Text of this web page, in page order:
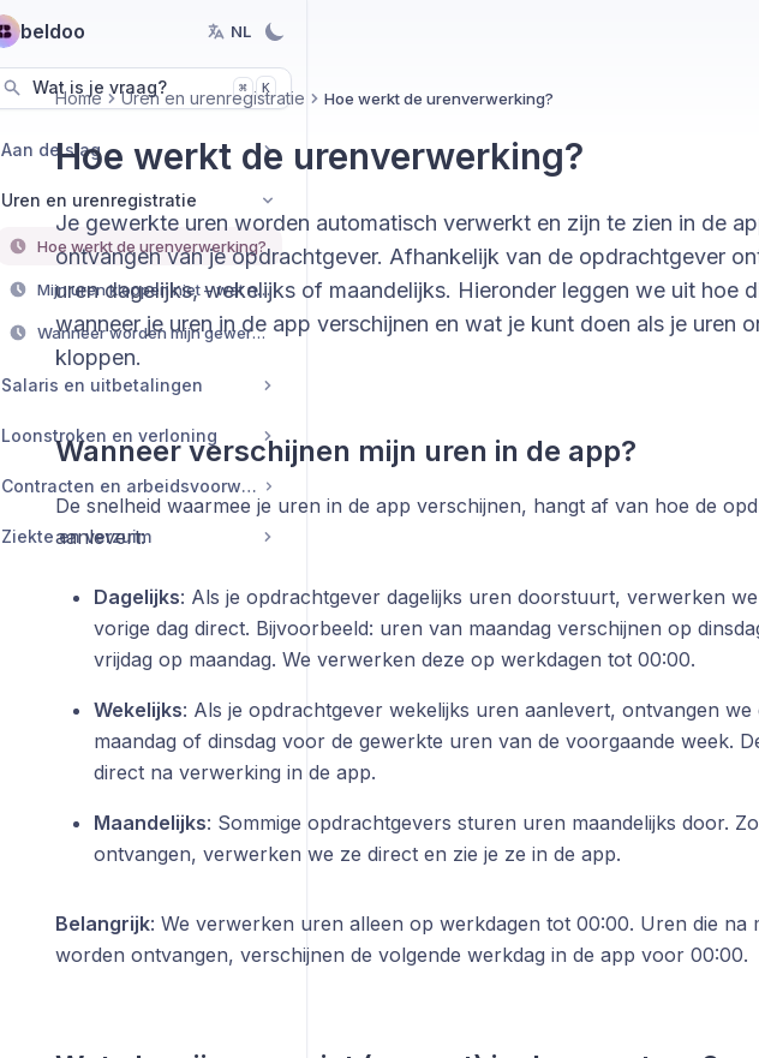
beldoo NL
Wat is je vraag? ⌘ K
Aan de slag
Uren en urenregistratie
Hoe werkt de urenverwerking?
Mijn uren kloppen niet – wat nu?
Wanneer worden mijn gewerkte uren zichtbaar in de app?
Salaris en uitbetalingen
Loonstroken en verloning
Contracten en arbeidsvoorwaarden
Ziekte en verzuim
Home Uren en urenregistratie Hoe werkt de urenverwerking?
Hoe werkt de urenverwerking?
Je gewerkte uren worden automatisch verwerkt en zijn te zien in de
ontvangen van je opdrachtgever. Afhankelijk van de opdrachtgever
uren dagelijks, wekelijks of maandelijks. Hieronder leggen we uit hoe
wanneer je uren in de app verschijnen en wat je kunt doen als je uren
kloppen.
Wanneer verschijnen mijn uren in de app?
De snelheid waarmee je uren in de app verschijnen, hangt af van hoe de
aanlevert:
Dagelijks: Als je opdrachtgever dagelijks uren doorstuurt, verwerken
vorige dag direct. Bijvoorbeeld: uren van maandag verschijnen op
vrijdag op maandag. We verwerken deze op werkdagen tot 00:00.
Wekelijks: Als je opdrachtgever wekelijks uren aanlevert, ontvangen we
maandag of dinsdag voor de gewerkte uren van de voorgaande week.
direct na verwerking in de app.
Maandelijks: Sommige opdrachtgevers sturen uren maandelijks door.
ontvangen, verwerken we ze direct en zie je ze in de app.
Belangrijk: We verwerken uren alleen op werkdagen tot 00:00. Uren die na
worden ontvangen, verschijnen de volgende werkdag in de app voor 00:00.